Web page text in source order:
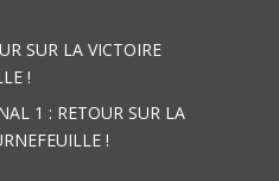
SUR LA VICTOIRE
!
1 : RETOUR SUR LA
!